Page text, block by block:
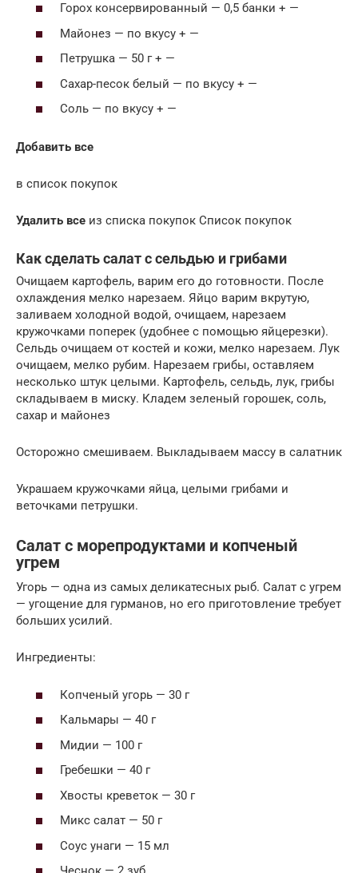
Горох консервированный — 0,5 банки + —
Майонез — по вкусу + —
Петрушка — 50 г + —
Сахар-песок белый — по вкусу + —
Соль — по вкусу + —
Добавить все
в список покупок
Удалить все из списка покупок Список покупок
Как сделать салат с сельдью и грибами
Очищаем картофель, варим его до готовности. После
охлаждения мелко нарезаем. Яйцо варим вкрутую,
заливаем холодной водой, очищаем, нарезаем
кружочками поперек (удобнее с помощью яйцерезки).
Сельдь очищаем от костей и кожи, мелко нарезаем. Лук
очищаем, мелко рубим. Нарезаем грибы, оставляем
несколько штук целыми. Картофель, сельдь, лук, грибы
складываем в миску. Кладем зеленый горошек, соль,
сахар и майонез
Осторожно смешиваем. Выкладываем массу в салатник
Украшаем кружочками яйца, целыми грибами и
веточками петрушки.
Салат с морепродуктами и копченый
угрем
Угорь — одна из самых деликатесных рыб. Салат с угрем
— угощение для гурманов, но его приготовление требует
больших усилий.
Ингредиенты:
Копченый угорь — 30 г
Кальмары — 40 г
Мидии — 100 г
Гребешки — 40 г
Хвосты креветок — 30 г
Микс салат — 50 г
Соус унаги — 15 мл